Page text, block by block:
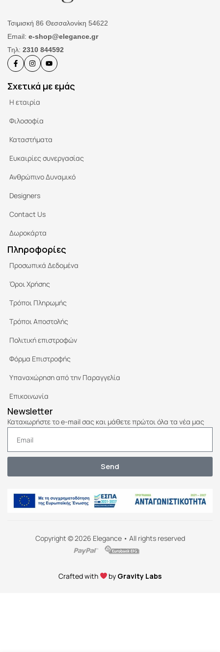
Τσιμισκή 86 Θεσσαλονίκη 54622
Email: e-shop@elegance.gr
Τηλ: 2310 844592
Σχετικά με εμάς
Η εταιρία
Φιλοσοφία
Καταστήματα
Ευκαιρίες συνεργασίας
Ανθρώπινο Δυναμικό
Designers
Contact Us
Δωροκάρτα
Πληροφορίες
Προσωπικά Δεδομένα
Όροι Χρήσης
Τρόποι Πληρωμής
Τρόποι Αποστολής
Πολιτική επιστροφών
Φόρμα Επιστροφής
Υπαναχώρηση από την Παραγγελία
Επικοινωνία
Newsletter
Καταχωρήστε το e-mail σας και μάθετε πρώτοι όλα τα νέα μας
Send
Copyright © 2026 Elegance • All rights reserved
Crafted with by Gravity Labs